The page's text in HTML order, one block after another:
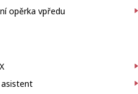
opěrka vpředu